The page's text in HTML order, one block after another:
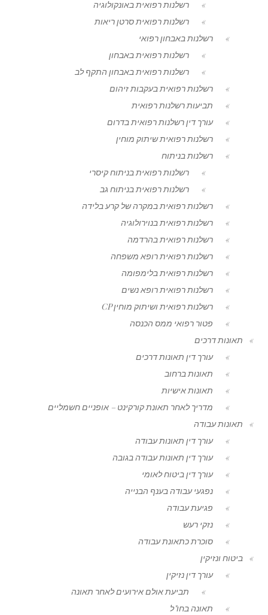
רשלנות רפואית באונקולוגיה
רשלנות רפואית סרטן ריאות
רשלנות באבחון רפואי
רשלנות רפואית באבחון
רשלנות רפואית באבחון התקף לב
רשלנות רפואית בעקבות זיהום
תביעות רשלנות רפואית
עורך דין רשלנות רפואית בדרום
רשלנות רפואית שיתוק מוחין
רשלנות בניתוח
רשלנות רפואית בניתוח קיסרי
רשלנות רפואית בניתוח גב
רשלנות רפואית במקרה של קרע בלידה
רשלנות רפואית בנוירולוגיה
רשלנות רפואית בהרדמה
רשלנות רפואית רופא משפחה
רשלנות רפואית בלימפומה
רשלנות רפואית רופא נשים
רשלנות רפואית ושיתוק מוחין CP
פטור רפואי ממס הכנסה
תאונות דרכים
עורך דין תאונות דרכים
תאונות ברחוב
תאונות אישיות
מדריך לאחר תאונת קורקינט – אופניים חשמליים
תאונות עבודה
עורך דין תאונות עבודה
עורך דין תאונות עבודה בגובה
עורך דין ביטוח לאומי
נפגעי עבודה בענף הבנייה
פגיעת עבודה
נזקי רעש
סוכרת כתאונת עבודה
ביטוח ונזיקין
עורך דין נזיקין
תביעת אולם אירועים לאחר תאונה
תאונה בחו"ל